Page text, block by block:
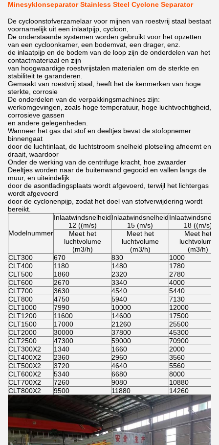
Minesyklonseparator Stainless Steel Cyclone Separator
De cycloonstofverzamelaar voor mijnen van roestvrij staal bestaat
voornamelijk uit een inlaatpijp, cycloon,
De onderstaande systemen worden gebruikt voor het opzetten
van een cycloonkamer, een bodemvat, een drager, enz.
de inlaatpijp en de bodem van de loop zijn de onderdelen van het
contactmateriaal en zijn
van hoogwaardige roestvrijstalen materialen om de sterkte en
stabiliteit te garanderen.
Gemaakt van roestvrij staal, heeft het de kenmerken van hoge
sterkte, corrosie
De onderdelen van de verpakkingsmachines zijn:
werkomgevingen, zoals hoge temperatuur, hoge luchtvochtigheid,
corrosieve gassen
en andere gelegenheden.
Wanneer het gas dat stof en deeltjes bevat de stofopnemer
binnengaat
door de luchtinlaat, de luchtstroom snelheid plotseling afneemt en
draait, waardoor
Onder de werking van de centrifuge kracht, hoe zwaarder
Deeltjes worden naar de buitenwand gegooid en vallen langs de
muur, en uiteindelijk
door de asontladingsplaats wordt afgevoerd, terwijl het lichtergas
wordt afgevoerd
door de cyclonenpijp, zodat het doel van stofverwijdering wordt
bereikt.
Modelnummer
Inlaatwindsnelheid
12 ((m/s)
Inlaatwindsnelheid
15 (m/s)
18 ((m/s)
Meet het
luchtvolume
(m3/h)
Meet het
luchtvolume
(m3/h)
Meet het
luchtvolume
(m3/h)
CLT300
670 830
1000
CLT400
1180 1480
1780
CLT500
1860 2320
2780
CLT600
2670 3340
4000
CLT700
3630 4540
5440
CLT800
4750 5940
7130
CLT1000
7990 10000
12000
CLT1200
11600 14600
17500
CLT1500
17000 21260
25500
CLT2000
30000 37800
45300
CLT2500
47300 59000
70900
CLT300X2
1340 1660
2000
CLT400X2
2360 2960
3560
CLT500X2
3720 4640
5560
CLT600X2
5340 6680
8000
CLT700X2
7260 9080
10880
CLT800X2
9500 11880 14260